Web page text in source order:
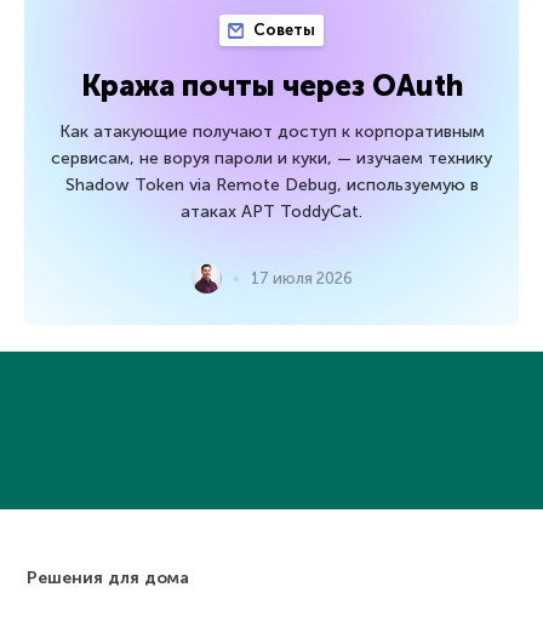
Советы
Кража почты через OAuth
Как атакующие получают доступ к корпоративным
сервисам, не воруя пароли и куки, — изучаем технику
Shadow Token via Remote Debug, используемую в
атаках APT ToddyCat.
17 июля 2026
Решения для дома